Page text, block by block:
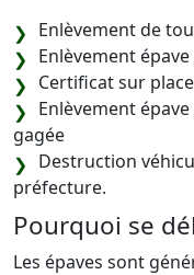
Enlèvement de
Enlèvement
Certificat sur
Enlèvement
gagée
Destruction
préfecture.
Pourquoi se
Les épaves sont